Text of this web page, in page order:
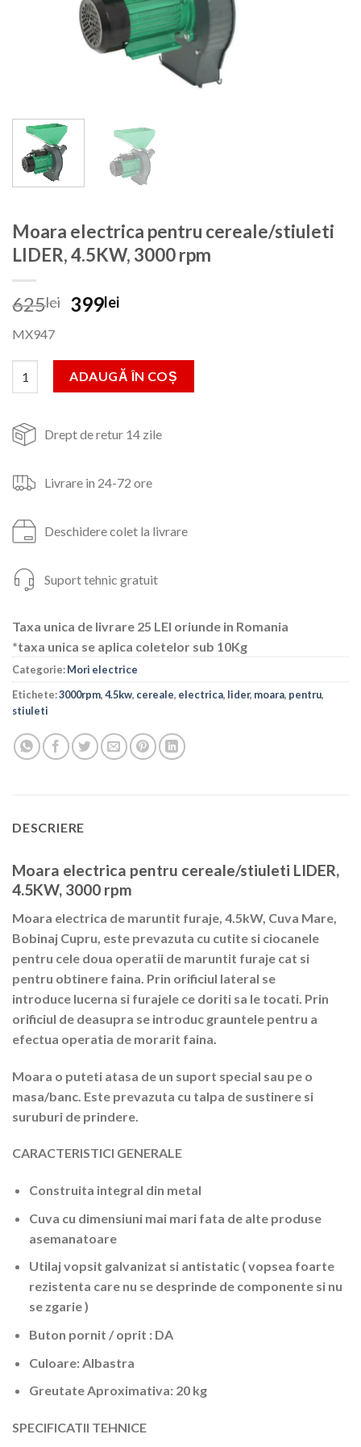
Moara electrica pentru cereale/stiuleti
LIDER, 4.5KW, 3000 rpm
625lei Prețul
fost:
625lei.
399leiPrețul
399lei.
MX947
Cantitate Moara electrica pentru cereale/stiuleti LIDER, 4.5KW,
ADAUGĂ ÎN COȘ
Drept de retur 14 zile
Livrare in 24-72 ore
Deschidere colet la livrare
Suport tehnic gratuit
Taxa unica de livrare 25 LEI oriunde in Romania
*taxa unica se aplica coletelor sub 10Kg
Categorie:Mori electrice
Etichete:3000rpm,4.5kw, cereale, electrica, lider, moara, pentru,
stiuleti
DESCRIERE
Moara electrica pentru cereale/stiuleti LIDER,
4.5KW, 3000 rpm
Moara electrica de maruntit furaje, 4.5kW, Cuva Mare,
Bobinaj Cupru, este prevazuta cu cutite si ciocanele
pentru cele doua operatii de maruntit furaje cat si
pentru obtinere faina. Prin orificiul lateral se
introduce lucerna si furajele ce doriti sa le tocati. Prin
orificiul de deasupra se introduc grauntele pentru a
efectua operatia de morarit faina.
Moara o puteti atasa de un suport special sau pe o
masa/banc. Este prevazuta cu talpa de sustinere si
suruburi de prindere.
CARACTERISTICI GENERALE
Construita integral din metal
Cuva cu dimensiuni mai mari fata de alte produse
asemanatoare
Utilaj vopsit galvanizat si antistatic ( vopsea foarte
rezistenta care nu se desprinde de componente si nu
se zgarie )
Buton pornit / oprit : DA
Culoare: Albastra
Greutate Aproximativa: 20 kg
SPECIFICATII TEHNICE